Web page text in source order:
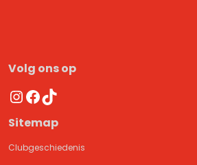
Volg ons op
Instagram
Facebook
TikTok
Sitemap
Clubgeschiedenis